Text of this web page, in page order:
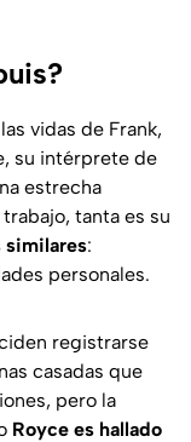
vidas de Frank,
su intérprete de
estrecha
tanta es su
similares:
personales.
registrarse
casadas que
pero la
Royce es hallado